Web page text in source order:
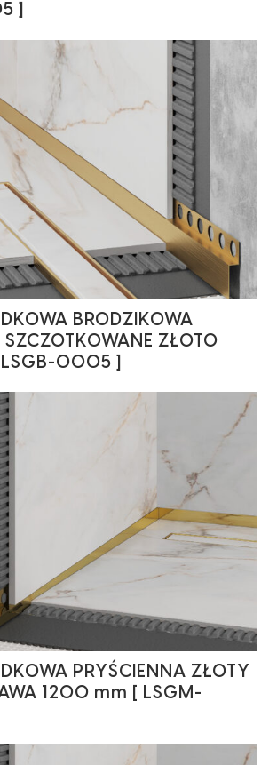
]
BRODZIKOWA
SZCZOTKOWANE ZŁOTO
0005 ]
PRYŚCIENNA ZŁOTY
1200 mm [ LSGM-